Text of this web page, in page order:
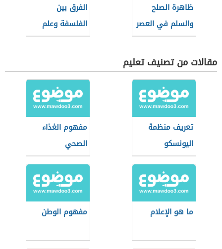
ظاهرة الصلح
والسلم في العصر
الجاهلي
الفرق بين
الفلسفة وعلم
الكلام
مقالات من تصنيف تعليم
تعريف منظمة
اليونسكو
مفهوم الغذاء
الصحي
ما هو الإعلام مفهوم الوطن